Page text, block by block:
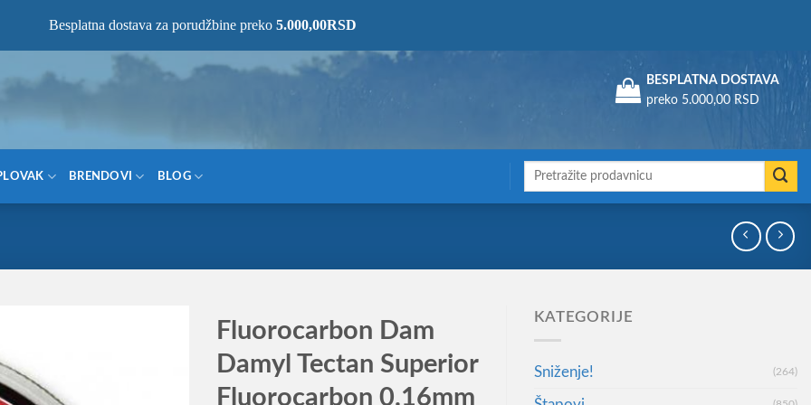
BESPLATNA DOSTAVA
preko 5.000,00 RSD
BRENDOVI BLOG
Претрага
Fluorocarbon Dam
Damyl Tectan Superior
Fluorocarbon 0.16mm
KATEGORIJE
Sniženje! (264)
Besplatna dostava za porudžbine preko 5.000,00RSD